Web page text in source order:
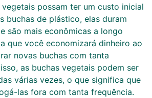
possam ter um custo inicial
buchas de plástico, elas duram
são mais econômicas a longo
que você economizará dinheiro ao
novas buchas com tanta
as buchas vegetais podem ser
várias vezes, o que significa que
las fora com tanta frequência.